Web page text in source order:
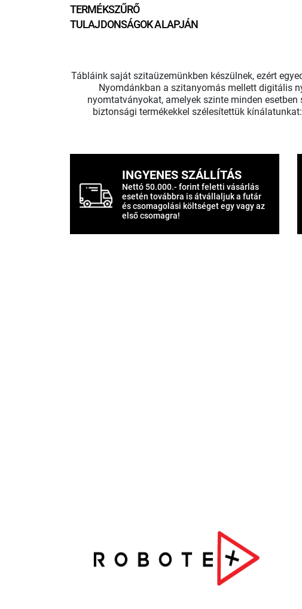
TERMÉKSZŰRŐ
TULAJDONSÁGOK ALAPJÁN
Tábláink saját szitaüzemünkben készülnek, ezért
Nyomdánkban a szitanyomás mellett digitális
nyomtatványokat, amelyek szinte minden
biztonsági termékekkel szélesítettük
INGYENES SZÁLLÍTÁS
Nettó 50.000.- forint feletti vásárlás
esetén továbbra is átvállaljuk a futár
és csomagolási költséget egy vagy az
első csomagra!